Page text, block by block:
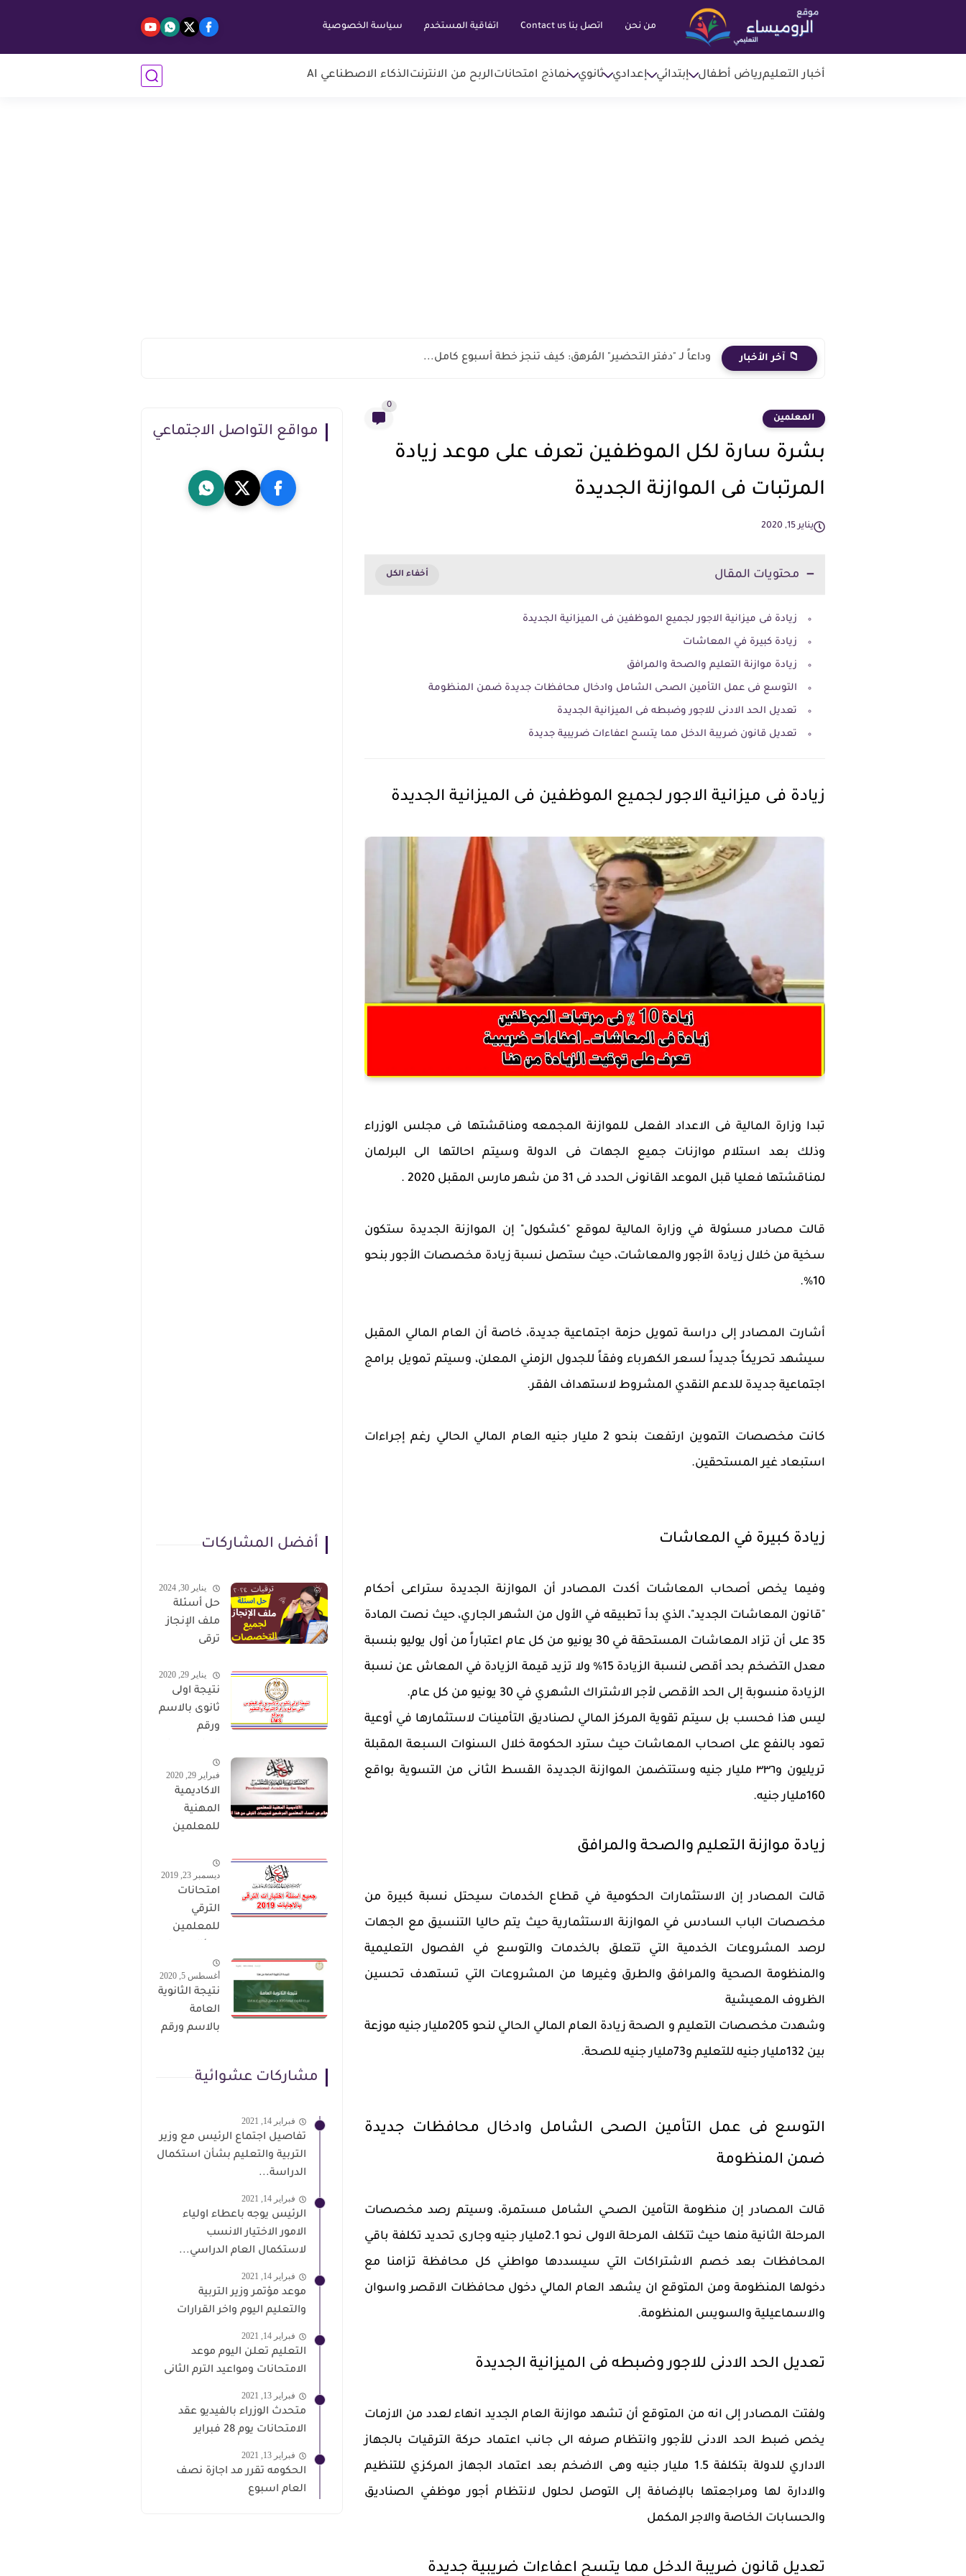
من نحن اتصل بنا Contact us اتفاقية المستخدم سياسة الخصوصية
أخبار التعليمرياض أطفال إبتدائي إعدادي ثانوي نماذج امتحاناتالربح من الانترنتالذكاء الاصطناعي AI
📁 آخر الأخبار وداعاً لـ "دفتر التحضير" المُرهق: كيف تنجز خطة أسبوع كامل...
المعلمين
0
بشرة سارة لكل الموظفين تعرف على موعد زيادة
المرتبات فى الموازنة الجديدة
يناير 15, 2020
محتويات المقال
زيادة فى ميزانية الاجور لجميع الموظفين فى الميزانية الجديدة
زيادة كبيرة في المعاشات
زيادة موازنة التعليم والصحة والمرافق
التوسع فى عمل التأمين الصحى الشامل وادخال محافظات جديدة ضمن المنظومة
تعديل الحد الادنى للاجور وضبطه فى الميزانية الجديدة
تعديل قانون ضريبة الدخل مما يتسح اعفاءات ضريبية جديدة
زيادة فى ميزانية الاجور لجميع الموظفين فى الميزانية الجديدة
تبدا وزارة المالية فى الاعداد الفعلى للموازنة المجمعه ومناقشتها فى مجلس الوزراء
وذلك بعد استلام موازنات جميع الجهات فى الدولة وسيتم احالتها الى البرلمان
لمناقشتها فعليا قبل الموعد القانونى الحدد فى 31 من شهر مارس المقبل 2020 .
قالت مصادر مسئولة في وزارة المالية لموقع "كشكول" إن الموازنة الجديدة ستكون
سخية من خلال زيادة الأجور والمعاشات، حيث ستصل نسبة زيادة مخصصات الأجور بنحو
10%.
أشارت المصادر إلى دراسة تمويل حزمة اجتماعية جديدة، خاصة أن العام المالي المقبل
سيشهد تحريكاً جديداً لسعر الكهرباء وفقاً للجدول الزمني المعلن، وسيتم تمويل برامج
اجتماعية جديدة للدعم النقدي المشروط لاستهداف الفقر.
كانت مخصصات التموين ارتفعت بنحو 2 مليار جنيه العام المالي الحالي رغم إجراءات
استبعاد غير المستحقين.
زيادة كبيرة في المعاشات
وفيما يخص أصحاب المعاشات أكدت المصادر أن الموازنة الجديدة ستراعى أحكام
"قانون المعاشات الجديد"، الذي بدأ تطبيقه في الأول من الشهر الجاري، حيث نصت المادة
35 على أن تزاد المعاشات المستحقة في 30 يونيو من كل عام اعتباراً من أول يوليو بنسبة
معدل التضخم بحد أقصى لنسبة الزيادة 15% ولا تزيد قيمة الزيادة في المعاش عن نسبة
الزيادة منسوبة إلى الحد الأقصى لأجر الاشتراك الشهري في 30 يونيو من كل عام.
ليس هذا فحسب بل سيتم تقوية المركز المالي لصناديق التأمينات لاستثمارها في أوعية
تعود بالنفع على اصحاب المعاشات حيث سترد الحكومة خلال السنوات السبعة المقبلة
تريليون و٣٣٦ مليار جنيه وستتضمن الموازنة الجديدة القسط الثانى من التسوية بواقع
160مليار جنيه.
زيادة موازنة التعليم والصحة والمرافق
قالت المصادر إن الاستثمارات الحكومية في قطاع الخدمات سيحتل نسبة كبيرة من
مخصصات الباب السادس في الموازنة الاستثمارية حيث يتم حاليا التنسيق مع الجهات
لرصد المشروعات الخدمية التي تتعلق بالخدمات والتوسع في الفصول التعليمية
والمنظومة الصحية والمرافق والطرق وغيرها من المشروعات التي تستهدف تحسين
الظروف المعيشية
وشهدت مخصصات التعليم و الصحة زيادة العام المالي الحالي لنحو 205مليار جنيه موزعة
بين 132مليار جنيه للتعليم و73مليار جنيه للصحة.
التوسع فى عمل التأمين الصحى الشامل وادخال محافظات جديدة
ضمن المنظومة
قالت المصادر إن منظومة التأمين الصحي الشامل مستمرة، وسيتم رصد مخصصات
المرحلة الثانية منها حيث تتكلف المرحلة الاولى نحو 2.1مليار جنيه وجارى تحديد تكلفة باقي
المحافظات بعد خصم الاشتراكات التي سيسددها مواطني كل محافظة تزامنا مع
دخولها المنظومة ومن المتوقع ان يشهد العام المالي دخول محافظات الاقصر واسوان
والاسماعيلية والسويس المنظومة.
تعديل الحد الادنى للاجور وضبطه فى الميزانية الجديدة
ولفتت المصادر إلى انه من المتوقع أن تشهد موازنة العام الجديد انهاء لعدد من الازمات
يخص ضبط الحد الادنى للأجور وانتظام صرفه الى جانب اعتماد حركة الترقيات بالجهاز
الاداري للدولة بتكلفة 1.5 مليار جنيه وهى الاضخم بعد اعتماد الجهاز المركزي للتنظيم
والادارة لها ومراجعتها بالإضافة إلى التوصل لحلول لانتظام أجور موظفي الصناديق
والحسابات الخاصة والاجر المكمل
تعديل قانون ضريبة الدخل مما يتسح اعفاءات ضريبية جديدة
مواقع التواصل الاجتماعي
أفضل المشاركات
يناير 30, 2024
حل أسئلة
ملف الإنجاز
ترقى
2024 صالح
لجميع
التخصصات
يناير 29, 2020
نتيجة اولى
ثانوى بالاسم
ورقم
موقع وزارة
التربية
والتعليم
وموقع LMS
فبراير 29, 2020
الاكاديمية
المهنية
للمعلمين
عن اسماء
المعلمين
لتدريبات
ديسمبر 23, 2019
امتحانات
الترقي
للمعلمين
حمل من هنا
أغسطس 5, 2020
نتيجة الثانوية
العامة
بالاسم ورقم
مشاركات عشوائية
فبراير 14, 2021
تفاصيل اجتماع الرئيس مع وزير
التربية والتعليم بشأن استكمال
الدراسة...
فبراير 14, 2021
الرئيس يوجه باعطاء اولياء
الامور الاختيار الانسب
لاستكمال العام الدراسي...
فبراير 14, 2021
موعد مؤتمر وزير التربية
والتعليم اليوم واخر القرارات
فبراير 14, 2021
التعليم تعلن اليوم موعد
الامتحانات ومواعيد الترم الثانى
فبراير 13, 2021
متحدث الوزراء بالفيديو عقد
الامتحانات يوم 28 فبراير
فبراير 13, 2021
الحكومه تقرر مد اجازة نصف
العام اسبوع